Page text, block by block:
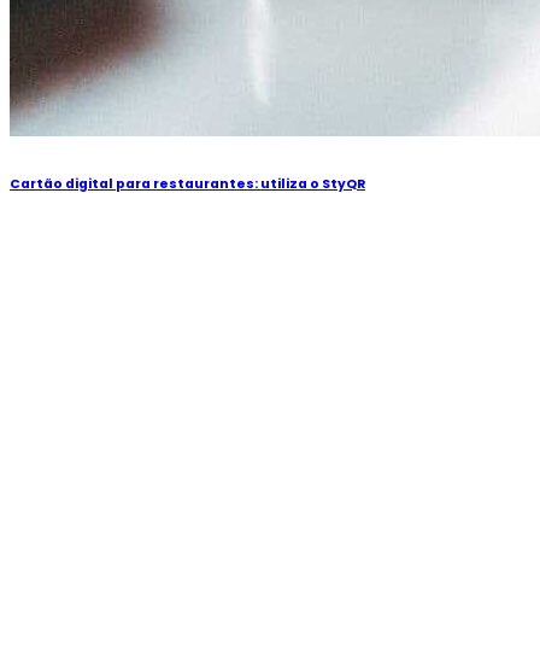
Cartão digital para restaurantes: utiliza o StyQR